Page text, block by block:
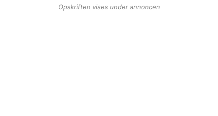
Opskriften vises under annoncen